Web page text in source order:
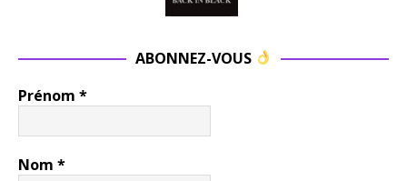
ABONNEZ-VOUS
Prénom *
Nom *